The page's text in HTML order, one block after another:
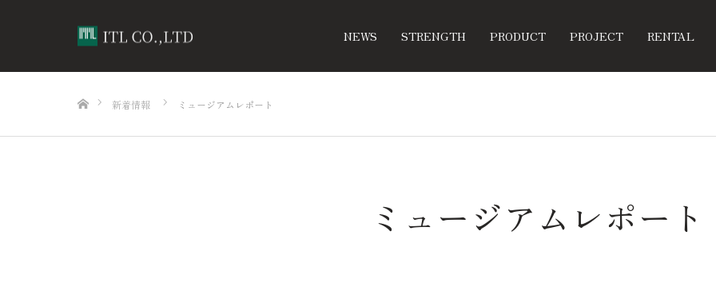
NEWS STRENGTH PRODUCT PROJECT RENTAL
新着情報
ミュージアムレポート
ミュージアムレポート